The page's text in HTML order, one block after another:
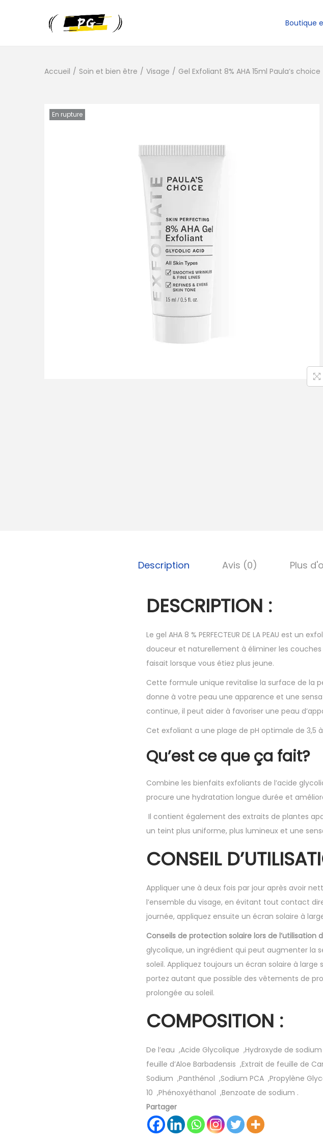
Boutique
Accueil / Soin et bien être / Visage / Gel Exfoliant 8% AHA 15ml Paula’s choice
En rupture
Description Avis (0) Plus
DESCRIPTION :
Le gel AHA 8 % PERFECTEUR DE LA PEAU est
douceur et naturellement à éliminer les
faisait lorsque vous étiez plus jeune.
Cette formule unique revitalise la surface de la
donne à votre peau une apparence et une
continue, il peut aider à favoriser une peau
Cet exfoliant a une plage de pH optimale de 3,5 à
Qu’est ce que ça fait?
Combine les bienfaits exfoliants de l’acide
procure une hydratation longue durée et
Il contient également des extraits de plantes
un teint plus uniforme, plus lumineux et une
CONSEIL
Appliquer une à deux fois par jour après avoir
l’ensemble du visage, en évitant tout contact
journée, appliquez ensuite un écran solaire à
Conseils de protection solaire lors de l’utilisation
glycolique, un ingrédient qui peut augmenter la
soleil. Appliquez toujours un écran solaire à large
portez autant que possible des vêtements de
prolongée au soleil.
COMPOSITION :
De l’eau ,Acide Glycolique ,Hydroxyde de sodium
feuille d’Aloe Barbadensis ,Extrait de feuille de
Sodium ,Panthénol ,Sodium PCA ,Propylène
10 ,Phénoxyéthanol ,Benzoate de sodium .
Partager